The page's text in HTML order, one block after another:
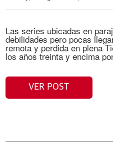
Las series ubicadas en
debilidades pero pocas
remota y perdida en plena
los años treinta y encima
VER POST